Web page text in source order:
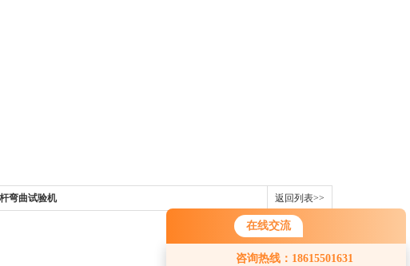
在线交流
咨询热线：18615501631
弯曲试验机 返回列表>>